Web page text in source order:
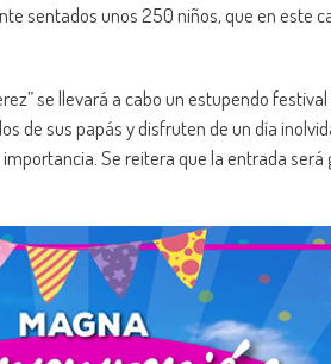
sentados unos 250 niños, que en este
se llevará a cabo un estupendo
de sus papás y disfruten de un día
Se reitera que la entrada